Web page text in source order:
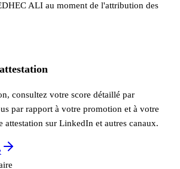
ALI au moment de l'attribution des
consultez votre score détaillé par
par rapport à votre promotion et à votre
attestation sur LinkedIn et autres canaux.